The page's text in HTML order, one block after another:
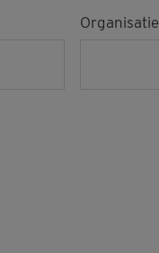
Organisatie